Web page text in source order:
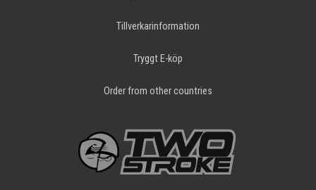
Tillverkarinformation
Tryggt E-köp
Order from other countries